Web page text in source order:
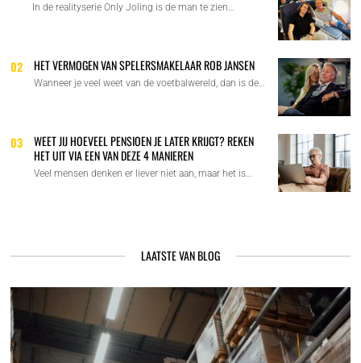
In de realityserie Only Joling is de man te zien…
02 HET VERMOGEN VAN SPELERSMAKELAAR ROB JANSEN
Wanneer je veel weet van de voetbalwereld, dan is de…
03
WEET JIJ HOEVEEL PENSIOEN JE LATER KRIJGT? REKEN
HET UIT VIA EEN VAN DEZE 4 MANIEREN
Veel mensen denken er liever niet aan, maar het is…
LAATSTE VAN BLOG